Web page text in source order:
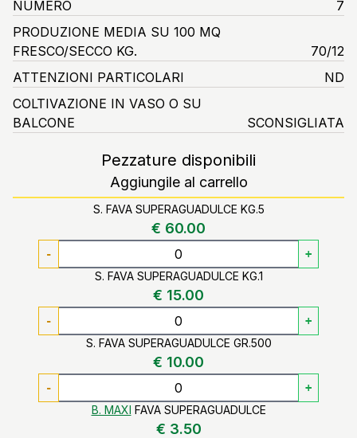
NUMERO
7
PRODUZIONE MEDIA SU 100 MQ
FRESCO/SECCO KG.
70/12
ATTENZIONI PARTICOLARI
ND
COLTIVAZIONE IN VASO O SU
BALCONE
SCONSIGLIATA
Pezzature disponibili
Aggiungile al carrello
S. FAVA SUPERAGUADULCE KG.5
€ 60.00
- +
S. FAVA SUPERAGUADULCE KG.1
€ 15.00
- +
S. FAVA SUPERAGUADULCE GR.500
€ 10.00
- +
B. MAXI FAVA SUPERAGUADULCE
€ 3.50